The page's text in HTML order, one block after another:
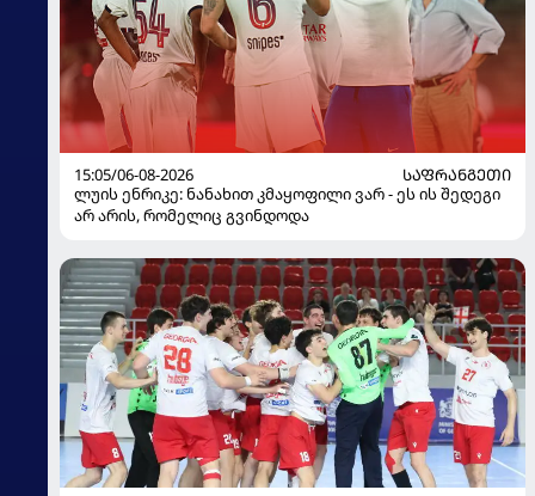
15:05/06-08-2026
ᲡᲐᲤᲠᲐᲜᲒᲔᲗᲘ
ლუის ენრიკე: ნანახით კმაყოფილი ვარ - ეს ის შედეგი
არ არის, რომელიც გვინდოდა